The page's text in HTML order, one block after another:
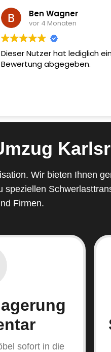
Ben Wagner
vor 4 Monaten
Dieser Nutzer hat lediglich
Bewertung abgegeben.
Wir bieten Ihnen
Firmen.
sofort in die